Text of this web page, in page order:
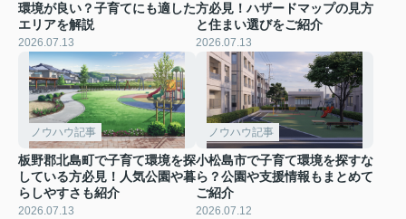
環境が良い？子育てにも適した
エリアを解説
2026.07.13
方必見！ハザードマップの見方
と住まい選びをご紹介
2026.07.13
ノウハウ記事
板野郡北島町で子育て環境を探
している方必見！人気公園や暮
らしやすさも紹介
2026.07.13
ノウハウ記事
小松島市で子育て環境を探すな
ら？公園や支援情報もまとめて
ご紹介
2026.07.12